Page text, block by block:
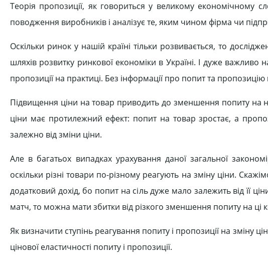
Теорія пропозиції, як говориться у великому економічному
поводження виробників і аналізує те, яким чином фірма чи
Оскільки ринок у нашій країні тільки розвивається, то
шляхів розвитку ринкової економіки в Україні. І дуже важливо
пропозиції на практиці. Без інформації про попит та
Підвищення ціни на товар приводить до зменшення попиту на
ціни має протилежний ефект: попит на товар зростає, а
залежно від зміни ціни.
Але в багатьох випадках урахування даної загальної
оскільки різні товари по-різному реагують на зміну ціни.
додатковий дохід, бо попит на сіль дуже мало залежить від її
матч, то можна мати збитки від різкого зменшення попиту на ці
Як визначити ступінь реагування попиту і пропозиції на зміну
цінової еластичності попиту і пропозиції.